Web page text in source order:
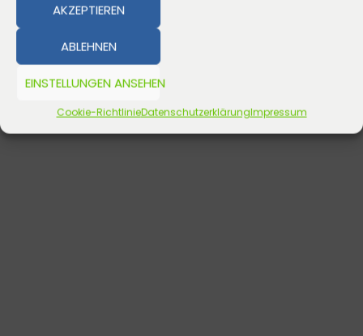
AKZEPTIEREN
ABLEHNEN
EINSTELLUNGEN ANSEHEN
Cookie-RichtlinieDatenschutzerklärungImpressum